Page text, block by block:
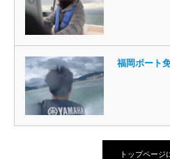
福岡ボート
トップページ